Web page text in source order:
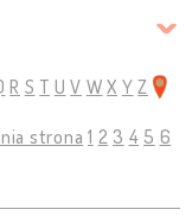
R S T U V W X Y Z
strona 1 2 3 4 5 6